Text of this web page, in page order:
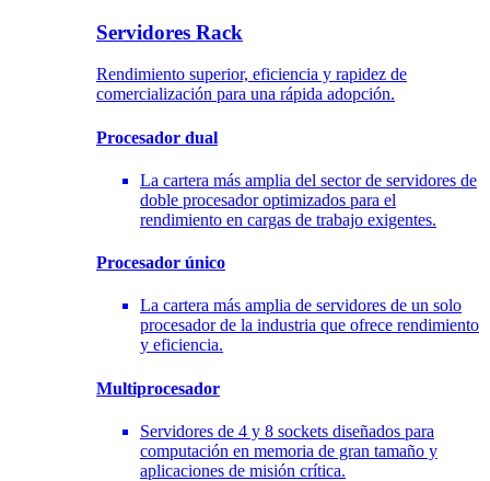
Servidores Rack
Rendimiento superior, eficiencia y rapidez de
comercialización para una rápida adopción.
Procesador dual
La cartera más amplia del sector de servidores de
doble procesador optimizados para el
rendimiento en cargas de trabajo exigentes.
Procesador único
La cartera más amplia de servidores de un solo
procesador de la industria que ofrece rendimiento
y eficiencia.
Multiprocesador
Servidores de 4 y 8 sockets diseñados para
computación en memoria de gran tamaño y
aplicaciones de misión crítica.